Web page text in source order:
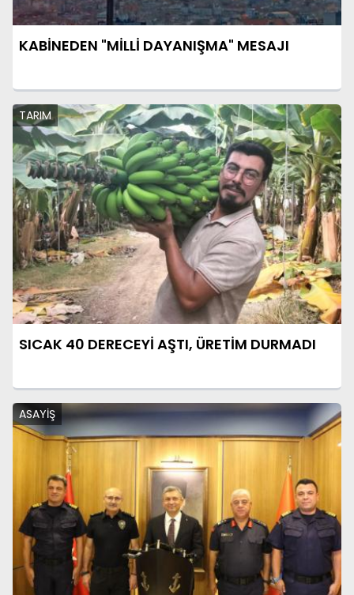
KABİNEDEN "MİLLİ DAYANIŞMA" MESAJI
TARIM
SICAK 40 DERECEYİ AŞTI, ÜRETİM DURMADI
ASAYİŞ